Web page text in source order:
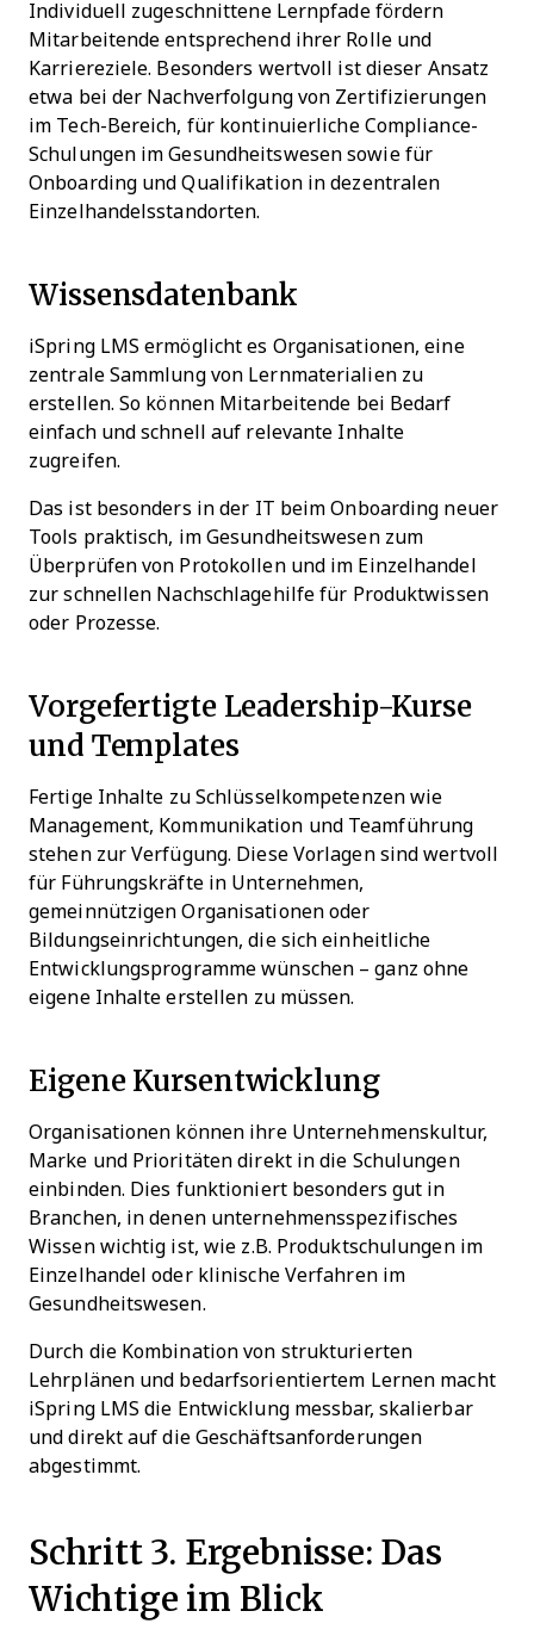
Individuell zugeschnittene Lernpfade fördern
Mitarbeitende entsprechend ihrer Rolle und
Karriereziele. Besonders wertvoll ist dieser Ansatz
etwa bei der Nachverfolgung von Zertifizierungen
im Tech-Bereich, für kontinuierliche Compliance-
Schulungen im Gesundheitswesen sowie für
Onboarding und Qualifikation in dezentralen
Einzelhandelsstandorten.
Wissensdatenbank
iSpring LMS ermöglicht es Organisationen, eine
zentrale Sammlung von Lernmaterialien zu
erstellen. So können Mitarbeitende bei Bedarf
einfach und schnell auf relevante Inhalte
zugreifen.
Das ist besonders in der IT beim Onboarding neuer
Tools praktisch, im Gesundheitswesen zum
Überprüfen von Protokollen und im Einzelhandel
zur schnellen Nachschlagehilfe für Produktwissen
oder Prozesse.
Vorgefertigte Leadership-Kurse
und Templates
Fertige Inhalte zu Schlüsselkompetenzen wie
Management, Kommunikation und Teamführung
stehen zur Verfügung. Diese Vorlagen sind wertvoll
für Führungskräfte in Unternehmen,
gemeinnützigen Organisationen oder
Bildungseinrichtungen, die sich einheitliche
Entwicklungsprogramme wünschen – ganz ohne
eigene Inhalte erstellen zu müssen.
Eigene Kursentwicklung
Organisationen können ihre Unternehmenskultur,
Marke und Prioritäten direkt in die Schulungen
einbinden. Dies funktioniert besonders gut in
Branchen, in denen unternehmensspezifisches
Wissen wichtig ist, wie z.B. Produktschulungen im
Einzelhandel oder klinische Verfahren im
Gesundheitswesen.
Durch die Kombination von strukturierten
Lehrplänen und bedarfsorientiertem Lernen macht
iSpring LMS die Entwicklung messbar, skalierbar
und direkt auf die Geschäftsanforderungen
abgestimmt.
Schritt 3. Ergebnisse: Das
Wichtige im Blick